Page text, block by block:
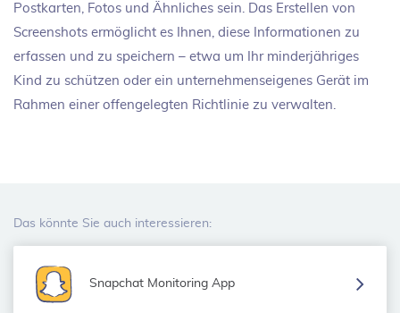
Postkarten, Fotos und Ähnliches sein. Das Erstellen von
Screenshots ermöglicht es Ihnen, diese Informationen zu
erfassen und zu speichern – etwa um Ihr minderjähriges
Kind zu schützen oder ein unternehmenseigenes Gerät im
Rahmen einer offengelegten Richtlinie zu verwalten.
Das könnte Sie auch interessieren:
Snapchat Monitoring App